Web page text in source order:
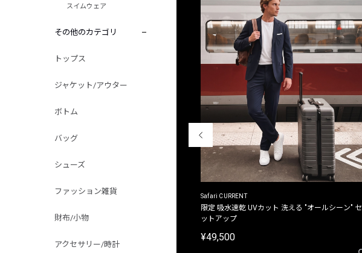
スイムウェア
その他のカテゴリ
トップス
ジャケット/アウター
ボトム
バッグ
シューズ
ファッション雑貨
財布/小物
アクセサリー/時計
Safari CURRENT
限定 吸水速乾 UVカット 洗える "オールシーン" セ
ットアップ
¥49,500